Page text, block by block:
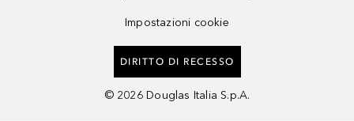
Impostazioni cookie
DIRITTO DI RECESSO
© 2026 Douglas Italia S.p.A.